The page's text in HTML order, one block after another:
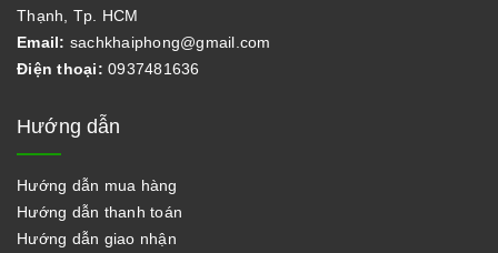
Thạnh, Tp. HCM
Email: sachkhaiphong@gmail.com
Điện thoại: 0937481636
Hướng dẫn
Hướng dẫn mua hàng
Hướng dẫn thanh toán
Hướng dẫn giao nhận